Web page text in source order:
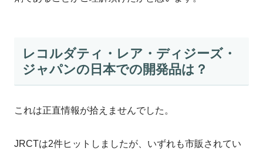
レコルダティ・レア・ディジーズ・
ジャパンの日本での開発品は？
これは正直情報が拾えませんでした。
JRCTは2件ヒットしましたが、いずれも市販されてい